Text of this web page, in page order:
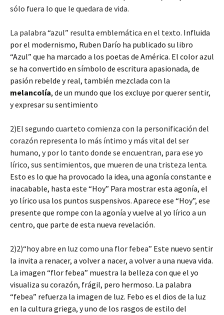
sólo fuera lo que le quedara de vida.
La palabra “azul” resulta emblemática en el texto. Influida
por el modernismo, Ruben Darío ha publicado su libro
“Azul” que ha marcado a los poetas de América. El color azul
se ha convertido en símbolo de escritura apasionada, de
pasión rebelde y real, también mezclada con la
melancolía, de un mundo que los excluye por querer sentir,
y expresar su sentimiento
2)El segundo cuarteto comienza con la personificación del
corazón representa lo más íntimo y más vital del ser
humano, y por lo tanto donde se encuentran, para ese yo
lírico, sus sentimientos, que mueren de una tristeza lenta.
Esto es lo que ha provocado la idea, una agonía constante e
inacabable, hasta este “Hoy” Para mostrar esta agonía, el
yo lírico usa los puntos suspensivos. Aparece ese “Hoy”, ese
presente que rompe con la agonía y vuelve al yo lírico a un
centro, que parte de esta nueva revelación.
2)2)“hoy abre en luz como una flor febea” Este nuevo sentir
la invita a renacer, a volver a nacer, a volver a una nueva vida.
La imagen “flor febea” muestra la belleza con que el yo
visualiza su corazón, frágil, pero hermoso. La palabra
“febea” refuerza la imagen de luz. Febo es el dios de la luz
en la cultura griega, y uno de los rasgos de estilo del